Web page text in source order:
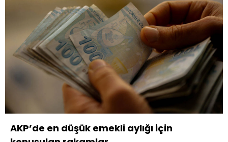
AKP’de en düşük emekli aylığı için